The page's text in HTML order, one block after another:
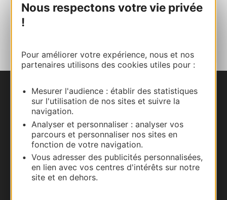
Nous respectons votre vie privée
!
Pour améliorer votre expérience, nous et nos
partenaires utilisons des cookies utiles pour :
Mesurer l'audience : établir des statistiques
sur l'utilisation de nos sites et suivre la
navigation.
Analyser et personnaliser : analyser vos
parcours et personnaliser nos sites en
fonction de votre navigation.
Vous adresser des publicités personnalisées,
en lien avec vos centres d'intérêts sur notre
site et en dehors.
Nous contacter
Carte interactive
Documentation